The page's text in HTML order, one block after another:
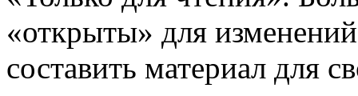
«открыты» для
составить материал для